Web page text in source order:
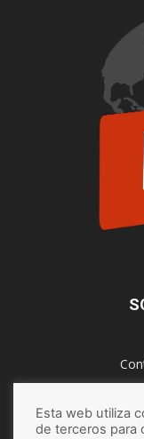
Esta web utiliza
de terceros para